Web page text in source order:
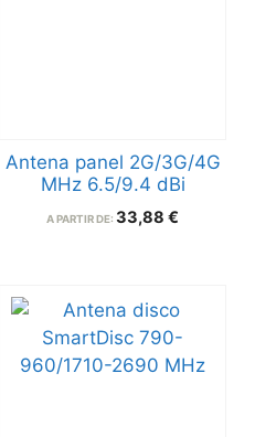
Antena panel 2G/3G/4G
MHz 6.5/9.4 dBi
A PARTIR DE: 33,88 €